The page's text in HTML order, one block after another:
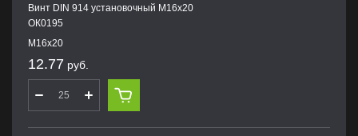
Винт DIN 914 установочный М16х20
ОК0195
М16х20
12.77 руб.